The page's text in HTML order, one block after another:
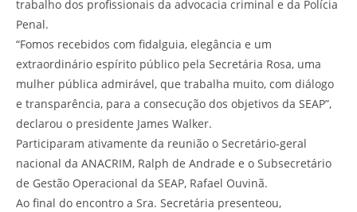
trabalho dos profissionais da advocacia criminal e da Polícia
Penal.
“Fomos recebidos com fidalguia, elegância e um
extraordinário espírito público pela Secretária Rosa, uma
mulher pública admirável, que trabalha muito, com diálogo
e transparência, para a consecução dos objetivos da SEAP”,
declarou o presidente James Walker.
Participaram ativamente da reunião o Secretário-geral
nacional da ANACRIM, Ralph de Andrade e o Subsecretário
de Gestão Operacional da SEAP, Rafael Ouvinã.
Ao final do encontro a Sra. Secretária presenteou,